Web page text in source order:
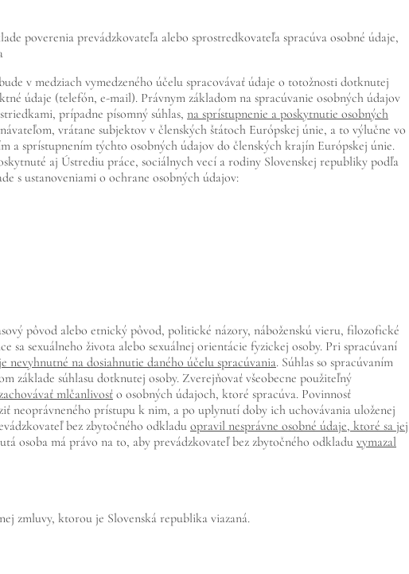
poverenia prevádzkovateľa alebo sprostredkovateľa spracúva osobné údaje,
v medziach vymedzeného účelu spracovávať údaje o totožnosti dotknutej
údaje (telefón, e-mail). Právnym základom na spracúvanie osobných údajov
prípadne písomný súhlas, na sprístupnenie a poskytnutie osobných
vrátane subjektov v členských štátoch Európskej únie, a to výlučne vo
a sprístupnením týchto osobných údajov do členských krajín Európskej únie.
aj Ústrediu práce, sociálnych vecí a rodiny Slovenskej republiky podľa
s ustanoveniami o ochrane osobných údajov:
pôvod alebo etnický pôvod, politické názory, náboženskú vieru, filozofické
sexuálneho života alebo sexuálnej orientácie fyzickej osoby. Pri spracúvaní
na dosiahnutie daného účelu spracúvania. Súhlas so spracúvaním
základe súhlasu dotknutej osoby. Zverejňovať všeobecne použiteľný
mlčanlivosť o osobných údajoch, ktoré spracúva. Povinnosť
neoprávneného prístupu k nim, a po uplynutí doby ich uchovávania uloženej
bez zbytočného odkladu opravil nesprávne osobné údaje, ktoré sa jej
osoba má právo na to, aby prevádzkovateľ bez zbytočného odkladu vymazal
zmluvy, ktorou je Slovenská republika viazaná.